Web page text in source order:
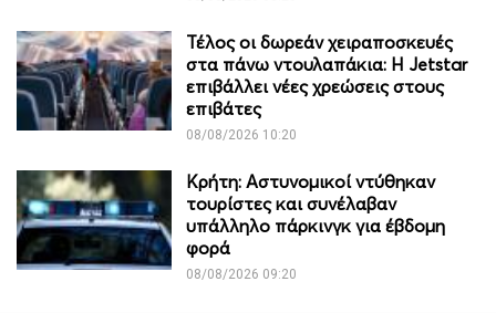
Τέλος οι δωρεάν χειραποσκευές
στα πάνω ντουλαπάκια: Η Jetstar
επιβάλλει νέες χρεώσεις στους
επιβάτες
08/08/2026 10:20
Κρήτη: Αστυνομικοί ντύθηκαν
τουρίστες και συνέλαβαν
υπάλληλο πάρκινγκ για έβδομη
φορά
08/08/2026 09:20